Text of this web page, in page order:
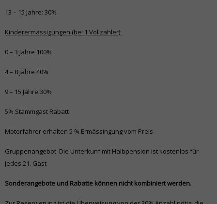
13 – 15 Jahre: 30%
Kinderermässigungen (bei 1 Vollzahler):
0 – 3 Jahre 100%
4 – 8 Jahre 40%
9 – 15 Jahre 30%
5% Stammgast Rabatt
Motorfahrer erhalten 5 % Ermässingung vom Preis
Gruppenangebot: Die Unterkunf mit Halbpension ist kostenlos für
jedes 21. Gast
Sonderangebote und Rabatte können nicht kombiniert werden.